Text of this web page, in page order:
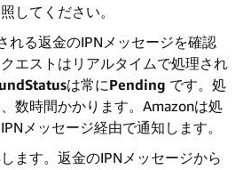
してください。
れる返金のIPNメッセージを確認
エストはリアルタイムで処理され
は常にPending です。処
数時間かかります。Amazonは処
メッセージ経由で通知します。
ます。返金のIPNメッセージから